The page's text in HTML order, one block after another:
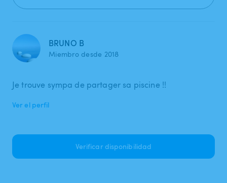
BRUNO B
Miembro desde 2018
Je trouve sympa de partager sa piscine !!
Ver el perfil
Verificar disponibilidad